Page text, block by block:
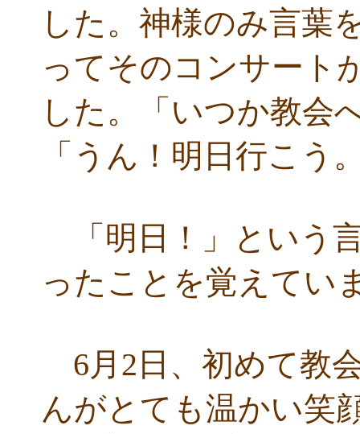
した。神様のみ言葉
ってそのコンサート
した。「いつか教会
「うん！明日行こう
「明日！」という
ったことを覚えてい
6月2日、初めて教
んがとても温かい笑